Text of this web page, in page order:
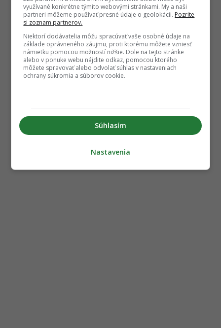
využívané konkrétne týmito webovými stránkami. My a naši
partneri môžeme používať presné údaje o geolokácii. Pozrite
si zoznam partnerov.
Niektorí dodávatelia môžu spracúvať vaše osobné údaje na
základe oprávneného záujmu, proti ktorému môžete vzniesť
námietku pomocou možností nižšie. Dole na tejto stránke
alebo v ponuke webu nájdite odkaz, pomocou ktorého
môžete spravovať alebo odvolať súhlas v nastaveniach
ochrany súkromia a súborov cookie.
Súhlasím
Nastavenia